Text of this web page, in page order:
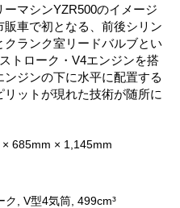
マシンYZR500のイメージ
車で初となる、前後シリン
ランク室リードバルブとい
トローク・V4エンジンを搭
ジンの下に水平に配置する
ットが現れた技術が随所に
685mm × 1,145mm
ク, V型4気筒, 499cm³